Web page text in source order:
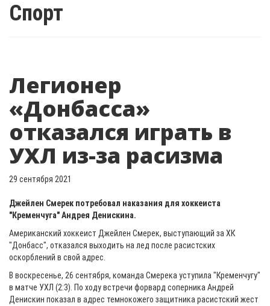
Спорт
Легионер
«Донбасса»
отказался играть в
УХЛ из-за расизма
29 сентября 2021
Джейлен Смерек потребовал наказания для хоккеиста
"Кременчуга" Андрея Денискина.
Американский хоккеист Джейлен Смерек, выступающий за ХК
"Донбасс", отказался выходить на лед после расистских
оскорблений в свой адрес.
В воскресенье, 26 сентября, команда Смерека уступила "Кременчугу"
в матче УХЛ (2:3). По ходу встречи форвард соперника Андрей
Денискин показал в адрес темнокожего защитника расистский жест